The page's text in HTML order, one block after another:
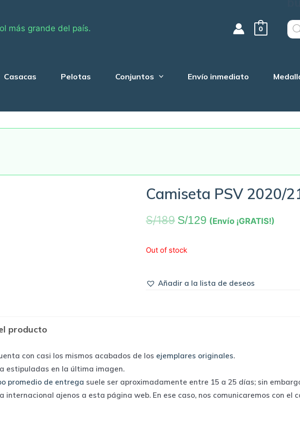
más grande del país. 0
Casacas Pelotas Conjuntos Envío inmediato
Camiseta PSV 2020/
S/189 S/129 (Envío ¡GRATIS!)
Out of stock
Añadir a la lista de deseos
producto
con casi los mismos acabados de los ejemplares originales.
estipuladas en la última imagen.
promedio de entrega suele ser aproximadamente entre 15 a 25 días; sin
ajenos a esta página web. En ese caso, nos comunicaremos con el